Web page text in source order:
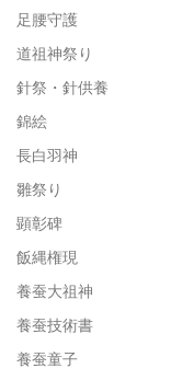
足腰守護
道祖神祭り
針祭・針供養
錦絵
長白羽神
雛祭り
顕彰碑
飯縄権現
養蚕大祖神
養蚕技術書
養蚕童子